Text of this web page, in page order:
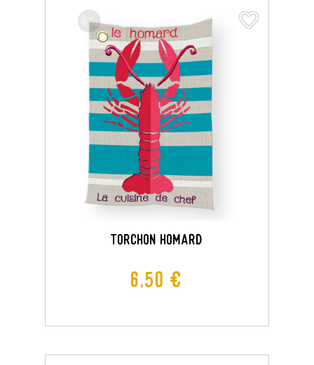
TORCHON HOMARD
Prix
6,50 €
favorite_border
favorite_border